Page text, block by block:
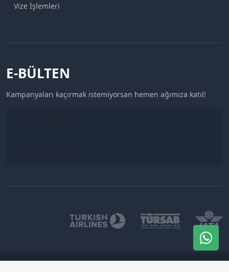
Vize İşlemleri
E-BÜLTEN
Kampanyaları kaçırmak istemiyorsan hemen ağımıza katıl!